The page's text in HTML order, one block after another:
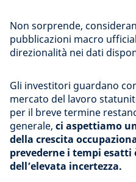
Non sorprende,
pubblicazioni macro
direzionalità nei dati
Gli investitori guardano
mercato del lavoro
per il breve termine
generale, ci aspettiamo
della crescita
prevederne i tempi esatti
dell’elevata incertezza.